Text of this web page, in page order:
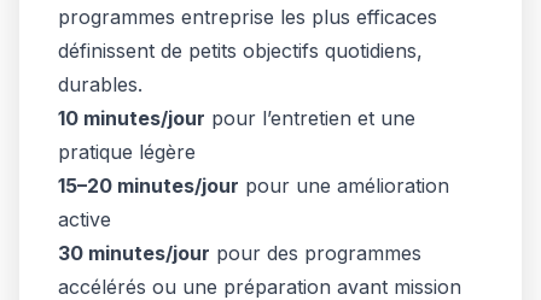
programmes entreprise les plus efficaces
définissent de petits objectifs quotidiens,
durables.
10 minutes/jour pour l’entretien et une
pratique légère
15–20 minutes/jour pour une amélioration
active
30 minutes/jour pour des programmes
accélérés ou une préparation avant mission